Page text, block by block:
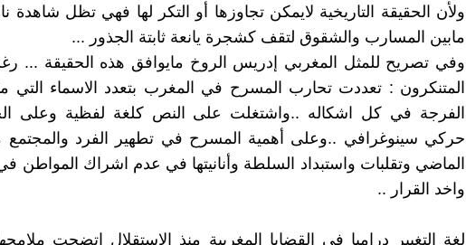
ولأن الحقيقة التاريخية لايمكن تجاوزها أو التكر لها فهي تظل شاهدة
مابين المسارب والشقوق لتقف كشجرة يانعة ثابتة الجذور ...
وفي تصريح للمثل المغربي إدريس الروخ مايوافق هذه الحقيقة ...
المتنكرون : تعددت تحارب المسرح في المغرب بتعدد الاسماء
الفرجة في كل اشكاله ..واشتغلت على النص كلغة لفظية وعلى
حركي سينوغرافي ..وعلى أهمية المسرح في تطهير الفرد
الماضي وتقلبات واستبداد السلطة وأنانيتها في عدم اشراك المواطن في
واخد القرار ..
لغة التغيير دراميا في القضايا المغربية منذ الاستقلال اتضحت